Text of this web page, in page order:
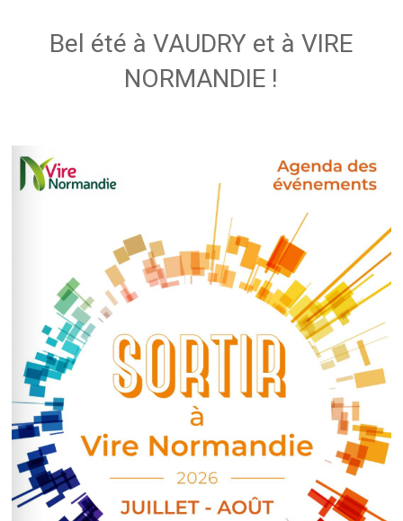
Bel été à VAUDRY et à VIRE
NORMANDIE !